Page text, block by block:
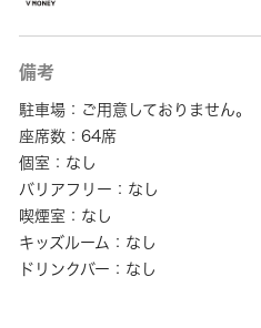
備考
駐車場：ご用意しておりません。
座席数：64席
個室：なし
バリアフリー：なし
喫煙室：なし
キッズルーム：なし
ドリンクバー：なし